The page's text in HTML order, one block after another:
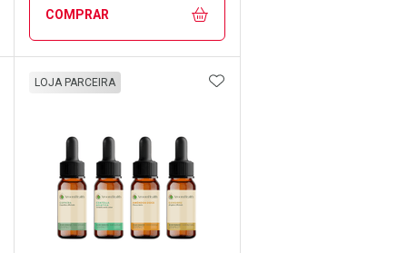
Comprar sem Desconto
Comprar sem Desconto
COMPRAR
FECHAR
FECHAR
AOS FAVORITOS
LOJA PARCEIRA ADICIONAR AOS